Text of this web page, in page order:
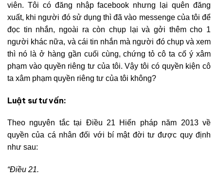
viên. Tôi có đăng nhập facebook nhưng lại quên đăng
xuất, khi người đó sử dụng thì đã vào messenge của tôi để
đọc tin nhắn, ngoài ra còn chụp lại và gởi thêm cho 1
người khác nữa, và cái tin nhắn mà người đó chụp và xem
thì nó là ở hàng gần cuối cùng, chứng tỏ cô ta cố ý xâm
phạm vào quyền riêng tư của tôi. Vậy tôi có quyền kiện cô
ta xâm phạm quyền riêng tư của tôi không?
Luật sư tư vấn:
Theo nguyên tắc tại Điều 21 Hiến pháp năm 2013 về
quyền của cá nhân đối với bí mật đời tư được quy định
như sau:
“Điều 21.